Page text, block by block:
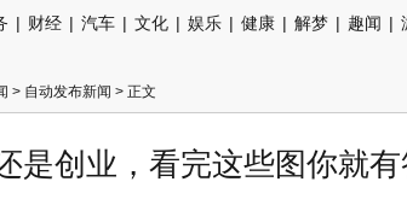
| 财经 | 汽车 | 文化 | 娱乐 | 健康 | 解梦 | 趣闻 |
> 自动发布新闻 > 正文
是创业，看完这些图你就